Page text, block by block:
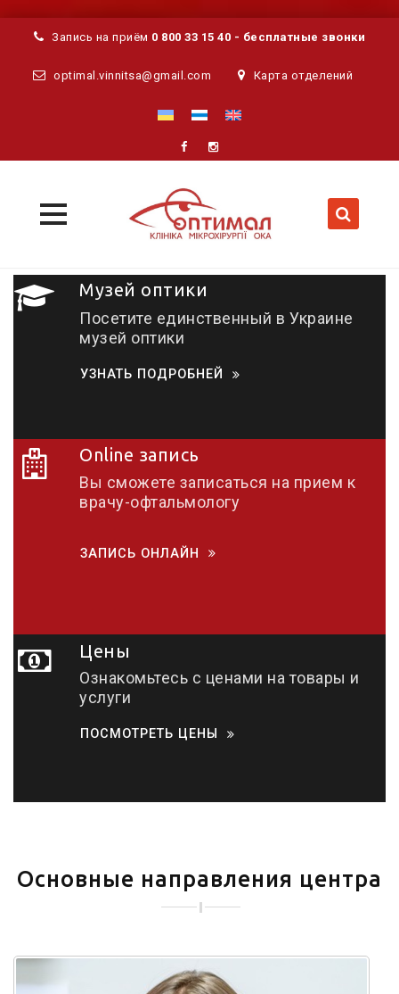
Запись на приём 0 800 33 15 40 - бесплатные звонки
optimal.vinnitsa@gmail.com Карта отделений
Skip
to
content
Музей оптики
Посетите единственный в Украине
музей оптики
УЗНАТЬ ПОДРОБНЕЙ
Online запись
Вы сможете записаться на прием к
врачу-офтальмологу
ЗАПИСЬ ОНЛАЙН
Цены
Ознакомьтесь с ценами на товары и
услуги
ПОСМОТРЕТЬ ЦЕНЫ
Основные направления центра